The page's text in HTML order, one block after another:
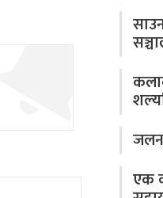
एक